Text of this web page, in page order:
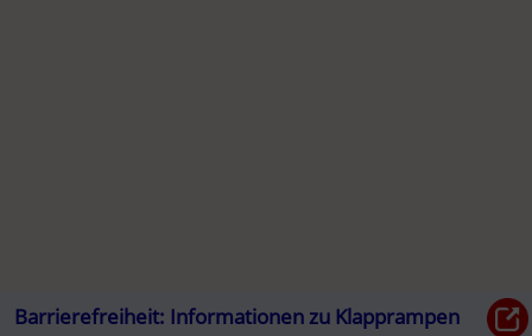
Barrierefreiheit: Informationen zu Klapprampen